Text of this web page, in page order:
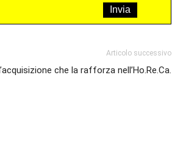
Articolo successivo
che la rafforza nell’Ho.Re.Ca.